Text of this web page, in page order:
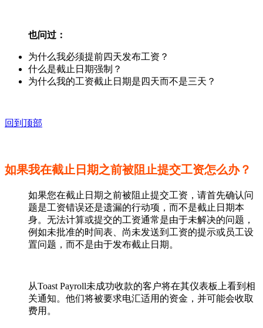
也问过：
为什么我必须提前四天发布工资？
什么是截止日期强制？
为什么我的工资截止日期是四天而不是三天？
回到顶部
如果我在截止日期之前被阻止提交工资怎么办？
如果您在截止日期之前被阻止提交工资，请首先确认问
题是工资错误还是遗漏的行动项，而不是截止日期本
身。无法计算或提交的工资通常是由于未解决的问题，
例如未批准的时间表、尚未发送到工资的提示或员工设
置问题，而不是由于发布截止日期。
从Toast Payroll未成功收款的客户将在其仪表板上看到相
关通知。他们将被要求电汇适用的资金，并可能会收取
费用。